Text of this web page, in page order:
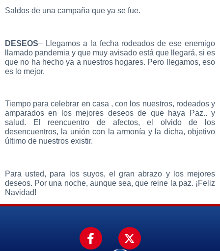
Saldos de una campaña que ya se fue.
DESEOS– Llegamos a la fecha rodeados de ese enemigo
llamado pandemia y que muy avisado está que llegará, si es
que no ha hecho ya a nuestros hogares. Pero llegamos, eso
es lo mejor.
Tiempo para celebrar en casa , con los nuestros, rodeados y
amparados en los mejores deseos de que haya Paz.. y
salud. El reencuentro de afectos, el olvido de los
desencuentros, la unión con la armonía y la dicha, objetivo
último de nuestros existir.
Para usted, para los suyos, el gran abrazo y los mejores
deseos. Por una noche, aunque sea, que reine la paz. ¡Feliz
Navidad!